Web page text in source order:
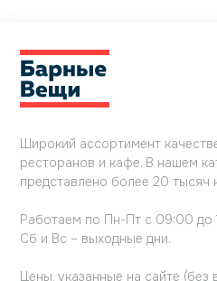
Широкий ассортимент
ресторанов и кафе. В нашем
представлено более 20 тысяч
Работаем по Пн-Пт с 09:00 до
Сб и Вс – выходные дни.
Цены, указанные на сайте (без